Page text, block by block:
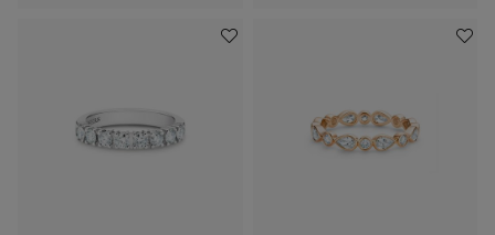
加入喜愛清單 加入喜